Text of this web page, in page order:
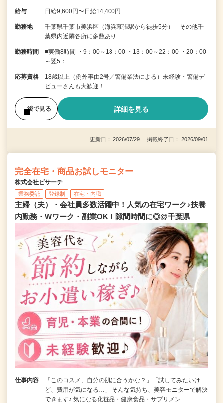
給与 日給9,600円〜日給14,400円
勤務地
千葉県千葉市美浜区（海浜幕張駅から徒歩5分） その他千
葉県内近隣各所に多数あり
勤務時間
■実働8時間 ・9：00～18：00 ・13：00～22：00 ・20：00
～翌5：…
応募資格
18歳以上（例外事由2号／警備業法による）未経験・警備デ
ビューさんも大歓迎！
後で見る 詳細を見る
更新日： 2026/07/29 掲載終了日： 2026/09/01
完全在宅・商品お試しモニター
株式会社ビサーチ
業務委託 登録制 在宅・内職
主婦（夫）・会社員多数活躍中！人気の在宅ワーク♪扶養
内勤務・Wワーク・副業OK！隙間時間に◎@千葉県
仕事内容
「このコスメ、自分の肌に合うかな？」「試してみたいけ
ど、費用が気になる…」 そんな気持ち、美容モニターで解決
できます♪ 気になる化粧品・健康食品・サプリメン…